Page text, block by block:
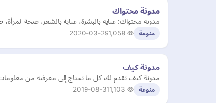
مدونة محتواك
مدونة محتواك: عناية بالبشرة، عناية بالشعر، صحة
منوعة 2020-03-29
مدونة كيف
مدونة كيف تقدم لك كل ما تحتاج إلى معرفته من معلومات،
منوعة 2019-08-31